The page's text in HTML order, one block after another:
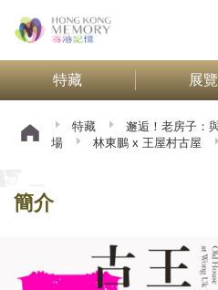
特藏 展覽
特藏
邂逅！老房子：
場
林東鵬 x 王屋村古屋
簡介